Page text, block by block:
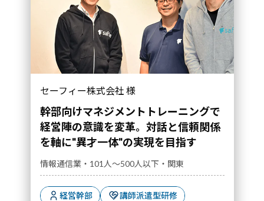
セーフィー株式会社 様
幹部向けマネジメントトレーニングで
経営陣の意識を変革。対話と信頼関係
を軸に"異才一体"の実現を目指す
情報通信業・101人～500人以下・関東
経営幹部 講師派遣型研修